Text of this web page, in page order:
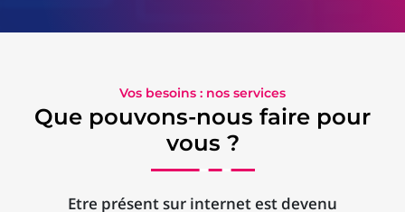
Vos besoins : nos services
Que pouvons-nous faire pour
vous ?
Etre présent sur internet est devenu